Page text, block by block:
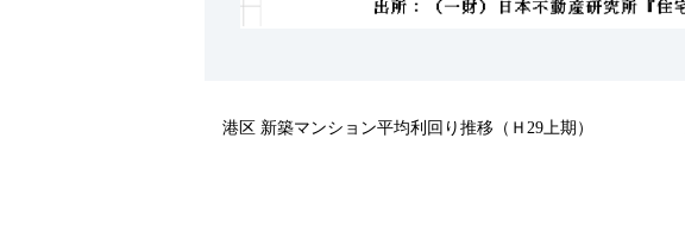
港区 新築マンション平均利回り推移（Ｈ29上期）